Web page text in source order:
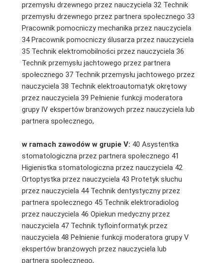
przemysłu drzewnego przez nauczyciela 32 Technik
przemysłu drzewnego przez partnera społecznego 33
Pracownik pomocniczy mechanika przez nauczyciela
34 Pracownik pomocniczy ślusarza przez nauczyciela
35 Technik elektromobilności przez nauczyciela 36
Technik przemysłu jachtowego przez partnera
społecznego 37 Technik przemysłu jachtowego przez
nauczyciela 38 Technik elektroautomatyk okrętowy
przez nauczyciela 39 Pełnienie funkcji moderatora
grupy IV ekspertów branżowych przez nauczyciela lub
partnera społecznego,
w ramach zawodów w grupie V: 40 Asystentka
stomatologiczna przez partnera społecznego 41
Higienistka stomatologiczna przez nauczyciela 42
Ortoptystka przez nauczyciela 43 Protetyk słuchu
przez nauczyciela 44 Technik dentystyczny przez
partnera społecznego 45 Technik elektroradiolog
przez nauczyciela 46 Opiekun medyczny przez
nauczyciela 47 Technik tyfloinformatyk przez
nauczyciela 48 Pełnienie funkcji moderatora grupy V
ekspertów branżowych przez nauczyciela lub
partnera społecznego,